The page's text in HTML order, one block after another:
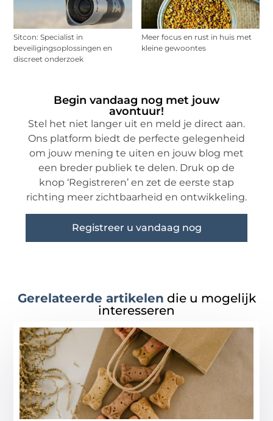
Sitcon: Specialist in
beveiligingsoplossingen en
discreet onderzoek
Meer focus en rust in huis met
kleine gewoontes
Begin vandaag nog met jouw
avontuur!
Stel het niet langer uit en meld je direct aan.
Ons platform biedt de perfecte gelegenheid
om jouw mening te uiten en jouw blog met
een breder publiek te delen. Druk op de
knop ‘Registreren’ en zet de eerste stap
richting meer zichtbaarheid en ontwikkeling.
Registreer u vandaag nog
Gerelateerde artikelen die u mogelijk
interesseren